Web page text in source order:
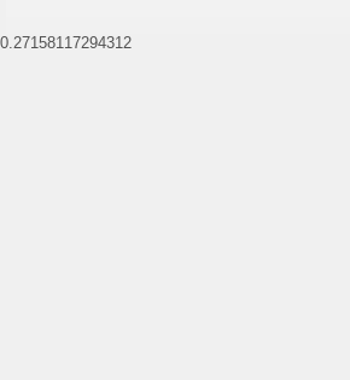
0.27158117294312